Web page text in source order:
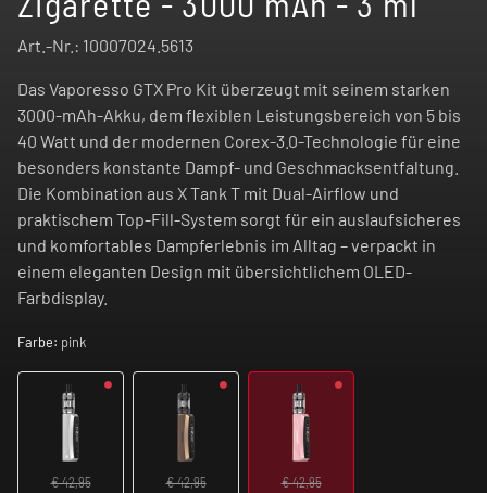
Art.-Nr.: 10007024.5613
Das Vaporesso GTX Pro Kit überzeugt mit seinem starken
3000-mAh-Akku, dem flexiblen Leistungsbereich von 5 bis
40 Watt und der modernen Corex-3.0-Technologie für eine
besonders konstante Dampf- und Geschmacksentfaltung.
Die Kombination aus X Tank T mit Dual-Airflow und
praktischem Top-Fill-System sorgt für ein auslaufsicheres
und komfortables Dampferlebnis im Alltag – verpackt in
einem eleganten Design mit übersichtlichem OLED-
Farbdisplay.
Farbe: pink
€ 42,95 € 42,95 € 42,95